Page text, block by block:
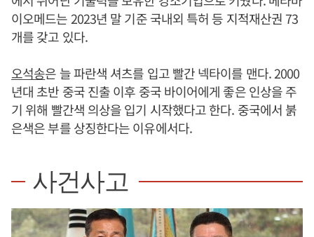
이오메드는 2023년 말 기준 국내외 특허 등 지적재산권 73
개를 갖고 있다.
오석송은 늘 파란색 셔츠를 입고 빨간 넥타이를 맨다. 2000
년대 초반 중국 진출 이후 중국 바이어에게 좋은 인상을 주
기 위해 빨간색 의상을 입기 시작했다고 한다. 중국에서 붉
은색은 부를 상징한다는 이유에서다.
사건사고